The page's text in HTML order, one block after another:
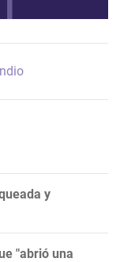
y
"abrió una